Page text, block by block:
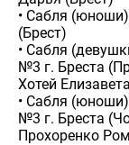
• Сабля
(Брест)
• Сабля
№3 г. Бреста
Хотей
• Сабля
№3 г. Бреста
Прохоренко